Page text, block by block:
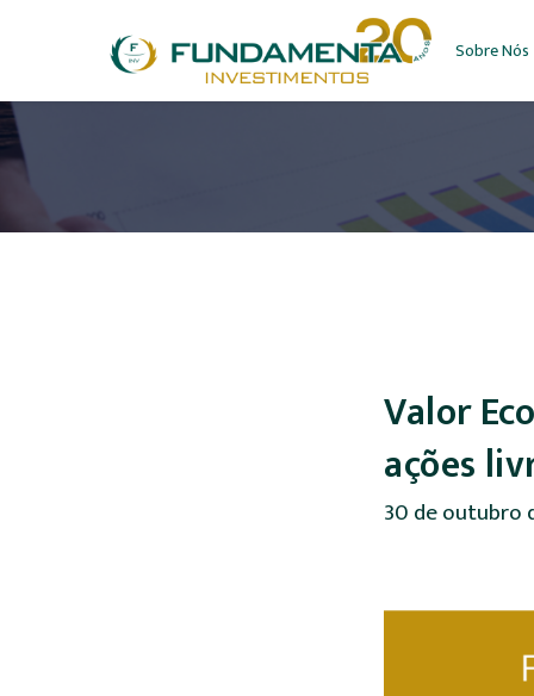
Sobre Nós
Valor
ações
30 de outubro